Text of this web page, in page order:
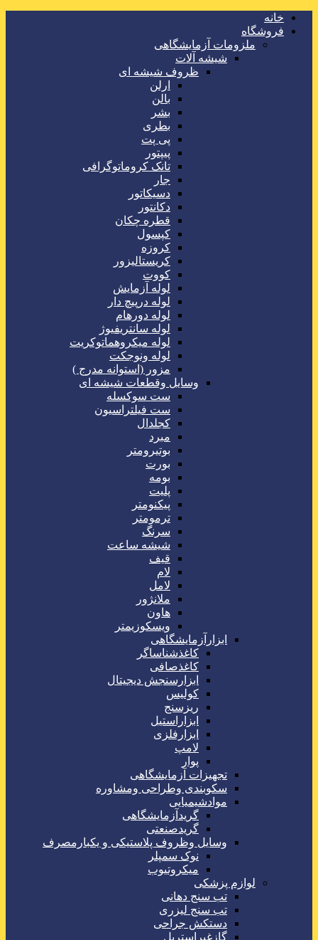
خانه
فروشگاه
ملزومات آزمایشگاهی
شیشه آلات
ظروف شیشه ای
ارلن
بالن
بشر
بطری
پی پت
پیپتور
تانک کروماتوگرافی
جار
دسیکاتور
دکانتور
قطره چکان
کپسول
کروزه
کریستالیزور
کووت
لوله آزمایش
لوله درپیچ دار
لوله دورهام
لوله سانتریفیوژ
لوله میکروهماتوکریت
لوله ونوجکت
مزور (استوانه مدرج )
وسایل وقطعات شیشه ای
ست سوکسله
ست فیلتراسیون
کجلدال
مبرد
بوتیرومتر
بورت
بومه
پلیت
پیکنومتر
ترمومتر
سرنگ
شیشه ساعت
قیف
لام
لامل
ملانژور
هاون
ویسکوزیمتر
ابزارآزمایشگاهی
کاغذشناساگر
کاغذصافی
ابزارسنجش دیجیتال
کولیس
ریزسنج
ابزاراستیل
ابزارفلزی
لامپ
پوار
تجهیزات آزمایشگاهی
سکوبندی وطراحی ومشاوره
موادشیمیایی
گریدآزمایشگاهی
گریدصنعتی
وسایل وظروف پلاستیکی و یکبارمصرف
نوک سمپلر
میکروتیوب
لوازم پزشکی
تب سنج دهانی
تب سنج لیزری
دستکش جراحی
گازغیراستریل